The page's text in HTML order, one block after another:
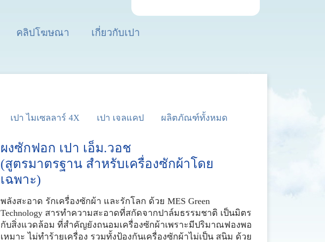
คลิปโฆษณา เกี่ยวกับเปา
เปา ไมเซลลาร์ 4X เปา เจลแคป ผลิตภัณฑ์ทั้งหมด
ผงซักฟอก เปา เอ็ม.วอช
(สูตรมาตรฐาน สำหรับเครื่องซักผ้าโดย
เฉพาะ)
พลังสะอาด รักเครื่องซักผ้า และรักโลก ด้วย MES Green
Technology สารทำความสะอาดที่สกัดจากปาล์มธรรมชาติ เป็นมิตร
กับสิ่งแวดล้อม ที่สำคัญยังถนอมเครื่องซักผ้าเพราะมีปริมาณฟองพอ
เหมาะ ไม่ทำร้ายเครื่อง รวมทั้งป้องกันเครื่องซักผ้าไม่เป็น สนิม ด้วย